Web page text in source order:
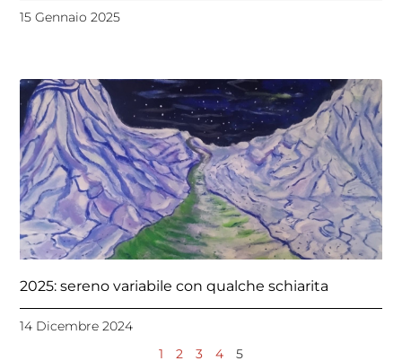
15 Gennaio 2025
2025: sereno variabile con qualche schiarita
14 Dicembre 2024
1 2 3 4 5